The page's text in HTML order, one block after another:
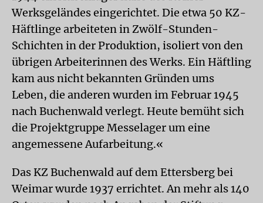
Werksgeländes eingerichtet. Die etwa 50 KZ-
Häftlinge arbeiteten in Zwölf-Stunden-
Schichten in der Produktion, isoliert von den
übrigen Arbeiterinnen des Werks. Ein Häftling
kam aus nicht bekannten Gründen ums
Leben, die anderen wurden im Februar 1945
nach Buchenwald verlegt. Heute bemüht sich
die Projektgruppe Messelager um eine
angemessene Aufarbeitung.«
Das KZ Buchenwald auf dem Ettersberg bei
Weimar wurde 1937 errichtet. An mehr als 140